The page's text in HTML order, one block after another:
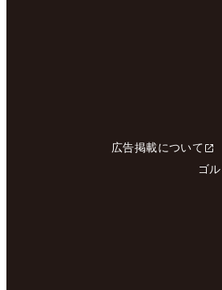
広告掲載について
ゴ